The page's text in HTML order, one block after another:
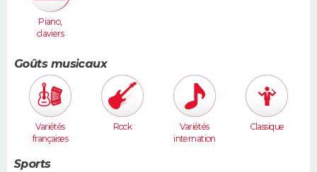
Piano,
claviers
Goûts musicaux
Variétés
françaises
Rock
Variétés
internation
Classique
Sports